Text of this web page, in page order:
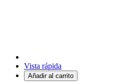
Vista rápida
Añadir al carrito